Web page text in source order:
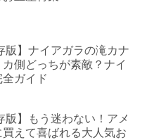
版】ナイアガラの滝カナ
側どっちが素敵？ナイ
ガイド
版】もう迷わない！アメ
買えて喜ばれる大人気お